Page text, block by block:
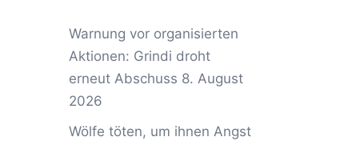
Warnung vor organisierten
Aktionen: Grindi droht
erneut Abschuss 8. August
2026
Wölfe töten, um ihnen Angst